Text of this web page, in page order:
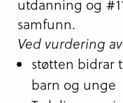
utdanning og
samfunn.
Ved vurdering
støtten bidrar
barn og unge